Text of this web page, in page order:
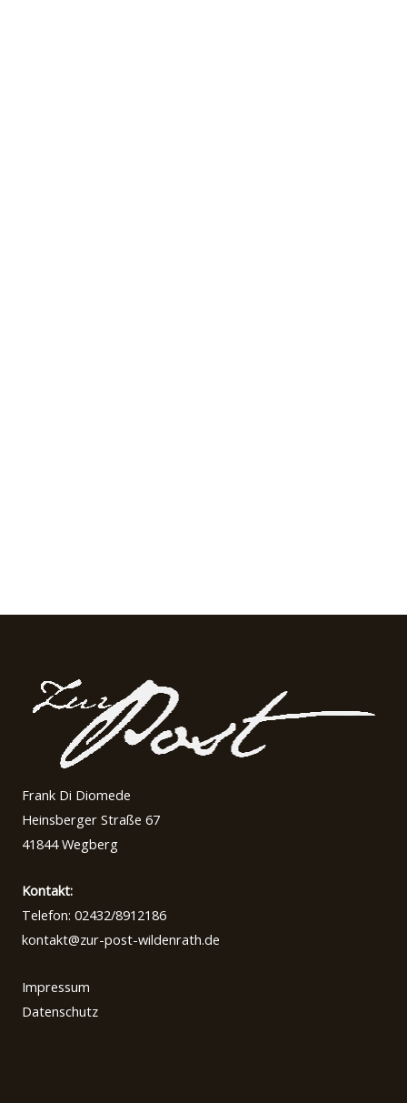
Frank Di Diomede
Heinsberger Straße 67
41844 Wegberg
Kontakt:
Telefon: 02432/8912186
kontakt@zur-post-wildenrath.de
Impressum
Datenschutz